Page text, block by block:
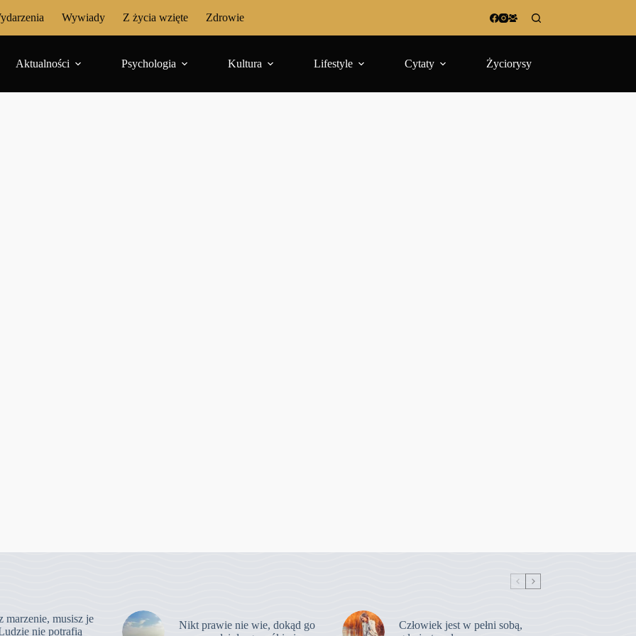
Wywiady Z życia wzięte Zdrowie
Aktualności Psychologia Kultura Lifestyle Cytaty Życiorysy
marzenie, musisz je
nie potrafią
Nikt prawie nie wie, dokąd go
Człowiek jest w pełni sobą,